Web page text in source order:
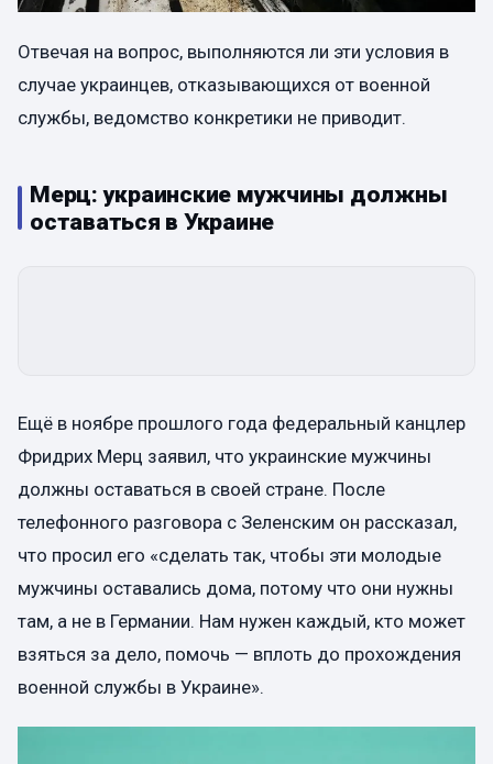
Отвечая на вопрос, выполняются ли эти условия в
случае украинцев, отказывающихся от военной
службы, ведомство конкретики не приводит.
Мерц: украинские мужчины должны
оставаться в Украине
Ещё в ноябре прошлого года федеральный канцлер
Фридрих Мерц заявил, что украинские мужчины
должны оставаться в своей стране. После
телефонного разговора с Зеленским он рассказал,
что просил его «сделать так, чтобы эти молодые
мужчины оставались дома, потому что они нужны
там, а не в Германии. Нам нужен каждый, кто может
взяться за дело, помочь — вплоть до прохождения
военной службы в Украине».